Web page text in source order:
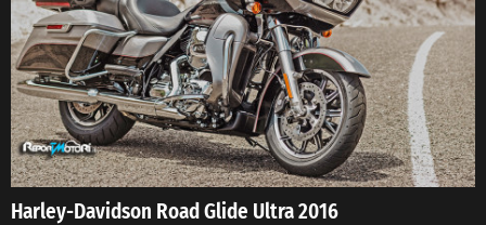
Harley-Davidson Road Glide Ultra 2016